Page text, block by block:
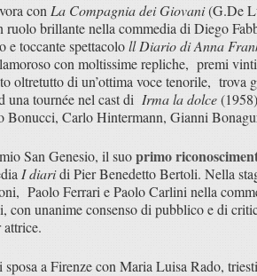
con La Compagnia dei Giovani(G.De
ruolo brillante nella commedia di Diego
e toccante spettacololl Diario di Anna
con moltissime repliche, premi
oltretutto di un’ottima voce tenorile, trova
una tournée nel cast di Irma la dolce
Bonucci, Carlo Hintermann, Gianni
San Genesio, il suoprimo
I diaridi Pier Benedetto Bertoli. Nella
Paolo Ferrari e Paolo Carlini nella
con unanime consenso di pubblico e di
a Firenze con Maria Luisa Rado,